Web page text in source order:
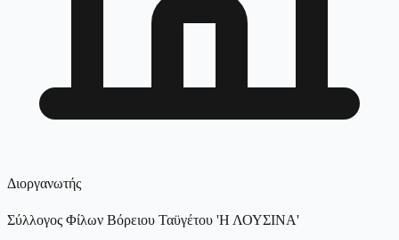
Διοργανωτής
Σύλλογος Φίλων Βόρειου Ταϋγέτου 'Η ΛΟΥΣΙΝΑ'